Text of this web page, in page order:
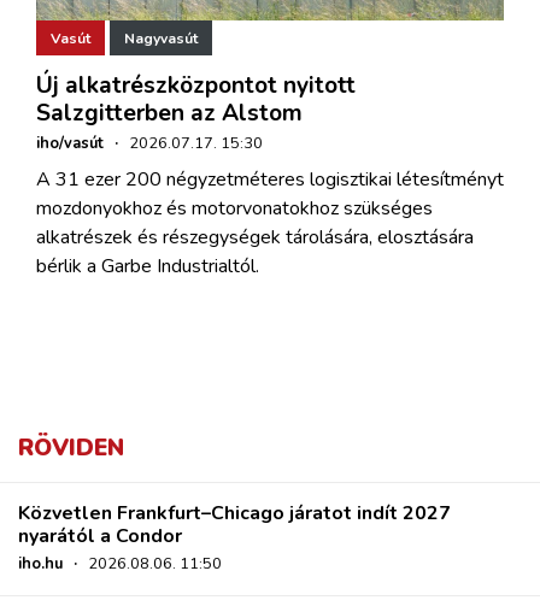
Vasút Nagyvasút
Új alkatrészközpontot nyitott
Salzgitterben az Alstom
iho/vasút · 2026.07.17. 15:30
A 31 ezer 200 négyzetméteres logisztikai létesítményt
mozdonyokhoz és motorvonatokhoz szükséges
alkatrészek és részegységek tárolására, elosztására
bérlik a Garbe Industrialtól.
RÖVIDEN
Közvetlen Frankfurt–Chicago járatot indít 2027
nyarától a Condor
iho.hu · 2026.08.06. 11:50